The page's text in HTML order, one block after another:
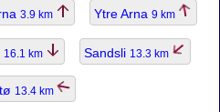
3.9 km Ytre Arna 9 km
16.1 km Sandsli 13.3 km
13.4 km